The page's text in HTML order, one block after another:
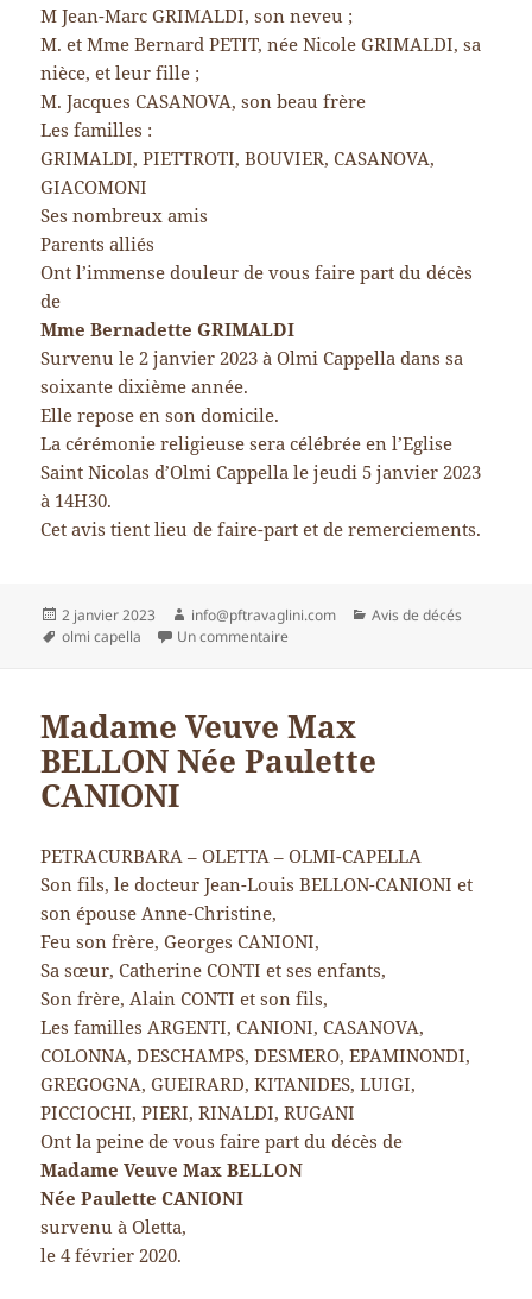
M Jean-Marc GRIMALDI, son neveu ;
M. et Mme Bernard PETIT, née Nicole GRIMALDI, sa
nièce, et leur fille ;
M. Jacques CASANOVA, son beau frère
Les familles :
GRIMALDI, PIETTROTI, BOUVIER, CASANOVA,
GIACOMONI
Ses nombreux amis
Parents alliés
Ont l’immense douleur de vous faire part du décès
de
Mme Bernadette GRIMALDI
Survenu le 2 janvier 2023 à Olmi Cappella dans sa
soixante dixième année.
Elle repose en son domicile.
La cérémonie religieuse sera célébrée en l’Eglise
Saint Nicolas d’Olmi Cappella le jeudi 5 janvier 2023
à 14H30.
Cet avis tient lieu de faire-part et de remerciements.
Publié
le
2 janvier 2023 Auteur
info@pftravaglini.com Catégories
Avis de décés
Mots-
olmi capella Un commentaire
Madame Veuve Max
BELLON Née Paulette
CANIONI
PETRACURBARA – OLETTA – OLMI-CAPELLA
Son fils, le docteur Jean-Louis BELLON-CANIONI et
son épouse Anne-Christine,
Feu son frère, Georges CANIONI,
Sa sœur, Catherine CONTI et ses enfants,
Son frère, Alain CONTI et son fils,
Les familles ARGENTI, CANIONI, CASANOVA,
COLONNA, DESCHAMPS, DESMERO, EPAMINONDI,
GREGOGNA, GUEIRARD, KITANIDES, LUIGI,
PICCIOCHI, PIERI, RINALDI, RUGANI
Ont la peine de vous faire part du décès de
Madame Veuve Max BELLON
Née Paulette CANIONI
survenu à Oletta,
le 4 février 2020.